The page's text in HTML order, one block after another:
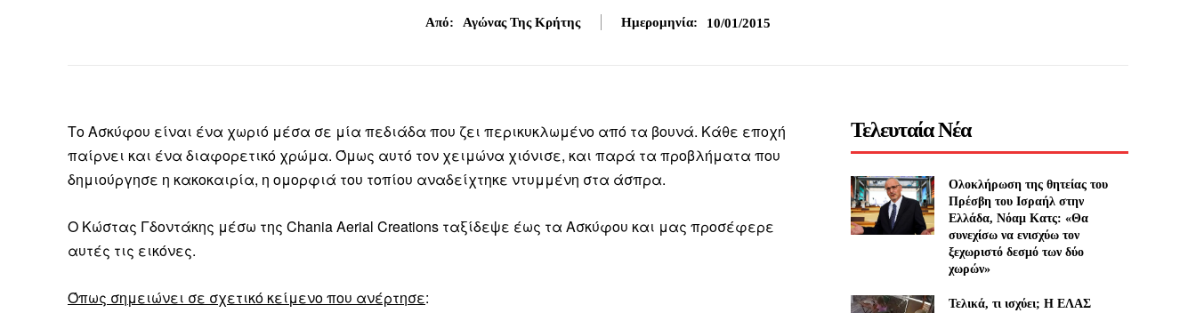
Από: Αγώνας Της Κρήτης Ημερομηνία: 10/01/2015
Το Ασκύφου είναι ένα χωριό μέσα σε μία πεδιάδα που ζει περικυκλωμένο από τα βουνά. Κάθε εποχή
παίρνει και ένα διαφορετικό χρώμα. Όμως αυτό τον χειμώνα χιόνισε, και παρά τα προβλήματα που
δημιούργησε η κακοκαιρία, η ομορφιά του τοπίου αναδείχτηκε ντυμμένη στα άσπρα.
Ο Κώστας Γδοντάκης μέσω της Chania Aerial Creations ταξίδεψε έως τα Ασκύφου και μας προσέφερε
αυτές τις εικόνες.
Όπως σημειώνει σε σχετικό κείμενο που ανέρτησε:
Τελευταία Νέα
Ολοκλήρωση της θητείας του
Πρέσβη του Ισραήλ στην
Ελλάδα, Νόαμ Κατς: «Θα
συνεχίσω να ενισχύω τον
ξεχωριστό δεσμό των δύο
χωρών»
Τελικά, τι ισχύει; Η ΕΛΑΣ